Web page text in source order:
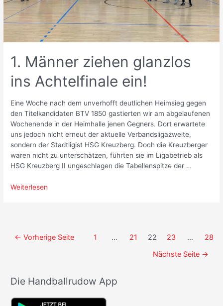
1. Männer ziehen glanzlos
ins Achtelfinale ein!
Eine Woche nach dem unverhofft deutlichen Heimsieg gegen
den Titelkandidaten BTV 1850 gastierten wir am abgelaufenen
Wochenende in der Heimhalle jenen Gegners. Dort erwartete
uns jedoch nicht erneut der aktuelle Verbandsligazweite,
sondern der Stadtligist HSG Kreuzberg. Doch die Kreuzberger
waren nicht zu unterschätzen, führten sie im Ligabetrieb als
HSG Kreuzberg II ungeschlagen die Tabellenspitze der …
1.
Achtelfinale
Weiterlesen
Seitennummerierung
← Vorherige Seite 1 … 21 22 23 …
28
Nächste Seite →
Die Handballrudow App